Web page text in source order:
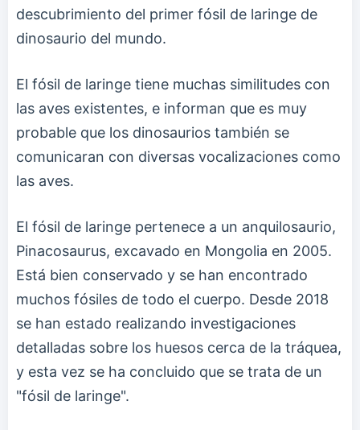
descubrimiento del primer fósil de laringe de
dinosaurio del mundo.
El fósil de laringe tiene muchas similitudes con
las aves existentes, e informan que es muy
probable que los dinosaurios también se
comunicaran con diversas vocalizaciones como
las aves.
El fósil de laringe pertenece a un anquilosaurio,
Pinacosaurus, excavado en Mongolia en 2005.
Está bien conservado y se han encontrado
muchos fósiles de todo el cuerpo. Desde 2018
se han estado realizando investigaciones
detalladas sobre los huesos cerca de la tráquea,
y esta vez se ha concluido que se trata de un
"fósil de laringe".